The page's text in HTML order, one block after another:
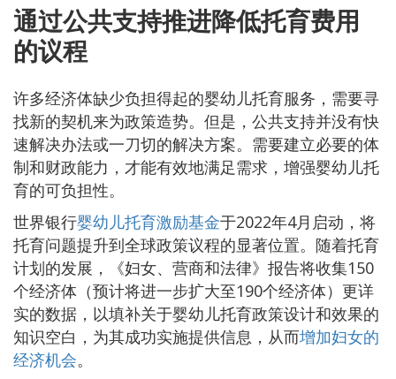
通过公共支持推进降低托育费用
的议程
许多经济体缺少负担得起的婴幼儿托育服务，需要寻
找新的契机来为政策造势。但是，公共支持并没有快
速解决办法或一刀切的解决方案。需要建立必要的体
制和财政能力，才能有效地满足需求，增强婴幼儿托
育的可负担性。
世界银行婴幼儿托育激励基金于2022年4月启动，将
托育问题提升到全球政策议程的显著位置。随着托育
计划的发展，《妇女、营商和法律》报告将收集150
个经济体（预计将进一步扩大至190个经济体）更详
实的数据，以填补关于婴幼儿托育政策设计和效果的
知识空白，为其成功实施提供信息，从而增加妇女的
经济机会。